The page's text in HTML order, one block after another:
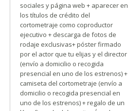
sociales y página web + aparecer en
los títulos de crédito del
cortometraje como coproductor
ejecutivo + descarga de fotos de
rodaje exclusivas+ póster firmado
por el actor que tu elijas y el director
(envío a domicilio o recogida
presencial en uno de los estrenos) +
camiseta del cortometraje (envío a
domicilio o recogida presencial en
uno de los estrenos) + regalo de un